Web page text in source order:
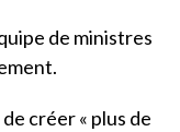
de ministres
créer « plus de